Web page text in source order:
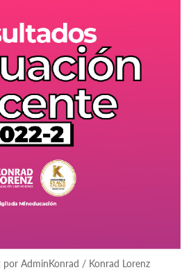
AdminKonrad / Konrad Lorenz